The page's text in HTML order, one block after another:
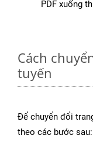
PDF xuống
Cách
tuyến
Để chuyển đổi
theo các bước sau: